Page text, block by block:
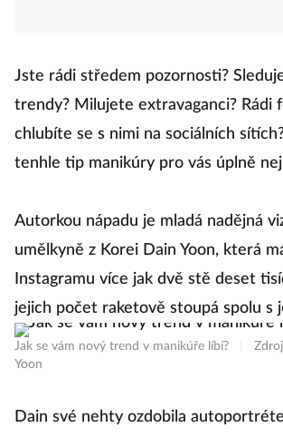
Jste rádi středem pozornosti?
trendy? Milujete extravaganci? Rádi
chlubíte se s nimi na sociálních
tenhle tip manikúry pro vás úplně
Autorkou nápadu je mladá nadějná
umělkyně z Korei Dain Yoon, která
Instagramu více jak dvě stě deset
jejich počet raketově stoupá spolu s
Jak se vám nový trend v manikúře líbí?
Yoon
Dain své nehty ozdobila